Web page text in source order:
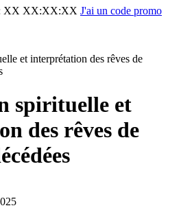
XX XX:XX:XX J'ai un code promo
et interprétation des rêves de
spirituelle et
des rêves de